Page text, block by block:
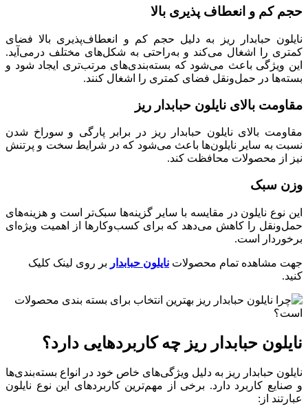
حجم کم و انعطاف پذیری بالا
نایلون حبابدار ریز به دلیل حجم کم و انعطاف‌پذیری بالا فضای
کمتری را اشغال می‌کند و به‌راحتی به شکل‌های مختلف درمی‌آید.
این ویژگی باعث می‌شود که بسته‌بندی‌های مرتب‌تری ایجاد شود و
بسته‌ها در حمل‌ونقل فضای کمتری را اشغال کنند.
مقاومت بالای نایلون حبابدار ریز
مقاومت بالای نایلون حبابدار ریز در برابر پارگی و سوراخ شدن
نسبت به سایر نایلون‌ها باعث می‌شود که در شرایط سخت و پرتنش
نیز از محصولات محافظت کند.
وزن سبک
این نوع نایلون در مقایسه با سایر گزینه‌ها سبک‌تر است و هزینه‌های
حمل‌ونقل را کاهش می‌دهد که برای کسب‌وکارها از اهمیت ویژه‌ای
برخوردار است.
جهت مشاهده تمام محصولات نایلون حبابدار بر روی لینک کلیک
کنید.
نایلون حبابدار ریز چه کاربردهایی دارد؟
نایلون حبابدار ریز به دلیل ویژگی‌های خاص خود در انواع بسته‌بندی‌ها
و صنایع کاربرد دارد. برخی از مهم‌ترین کاربردهای این نوع نایلون
عبارتند از: